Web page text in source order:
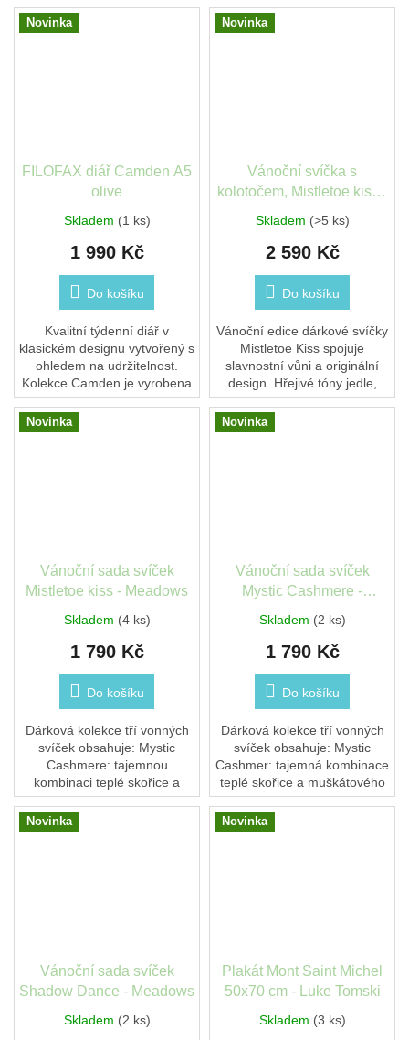
nabarvit. Naučíte se
tvarovat,...
Novinka
FILOFAX diář Camden A5
olive
Skladem (1 ks)
1 990 Kč
Do košíku
Kvalitní týdenní diář v
klasickém designu vytvořený s
ohledem na udržitelnost.
Kolekce Camden je vyrobena
z veganské kůže (100%
recyklovaný plast) se
strukturovaným povrchem...
Novinka
Vánoční svíčka s
kolotočem, Mistletoe kiss -
Skladem (>5 ks)
2 590 Kč
Do košíku
Vánoční edice dárkové svíčky
Mistletoe Kiss spojuje
slavnostní vůni a originální
design. Hřejivé tóny jedle,
borovice a jalovce doplňuje
svěží akcent červeného
rybízu. Po...
Novinka
Vánoční sada svíček
Mistletoe kiss - Meadows
Skladem (4 ks)
1 790 Kč
Do košíku
Dárková kolekce tří vonných
svíček obsahuje: Mystic
Cashmere: tajemnou
kombinaci teplé skořice a
muškátového oříšku. Golden
Grace: která v sobě ukrývá
rafinovanou...
Novinka
Vánoční sada svíček
Mystic Cashmere -
Skladem (2 ks)
1 790 Kč
Do košíku
Dárková kolekce tří vonných
svíček obsahuje: Mystic
Cashmer: tajemná kombinace
teplé skořice a muškátového
oříšku. Rose Desire: vůně
čerstvě natrhaných růží s
Novinka
Vánoční sada svíček
Shadow Dance - Meadows
Skladem (2 ks)
Novinka
Plakát Mont Saint Michel
50x70 cm - Luke Tomski
Skladem (3 ks)